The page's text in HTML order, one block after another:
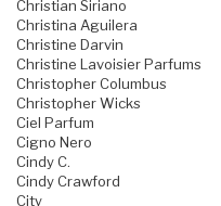
Christian Siriano
Christina Aguilera
Christine Darvin
Christine Lavoisier Parfums
Christopher Columbus
Christopher Wicks
Ciel Parfum
Cigno Nero
Cindy C.
Cindy Crawford
City